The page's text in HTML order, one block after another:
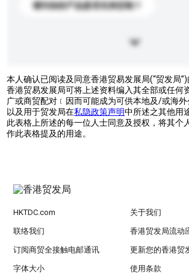
请问你的产品是否支持定制？
本人确认已阅读及同意香港贸易发展局(“贸发局”)
香港贸易发展局可将上述资料编入其全部或任何
广或商贸配对﹝因而可能成为可供本地及/或海外
以及用于贸发局在私隐政策声明中所述之其他用
此表格上所述的每一位人士同意及授权，将其个
作此表格提及的用途。
HKTDC.com 关于我们
联络我们 香港贸发局流动
订阅商贸全接触电邮通讯 更新您的香港贸
字体大小 使用条款